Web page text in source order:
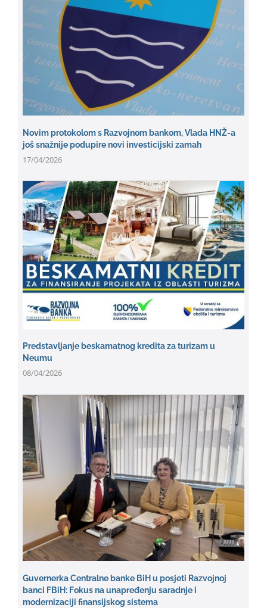
Novim protokolom s Razvojnom bankom, Vlada HNŽ-a
još snažnije podupire novi investicijski zamah
17/04/2026
Predstavljanje beskamatnog kredita za turizam u
Neumu
08/04/2026
Guvernerka Centralne banke BiH u posjeti Razvojnoj
banci FBiH: Fokus na unapređenju saradnje i
modernizaciji finansijskog sistema